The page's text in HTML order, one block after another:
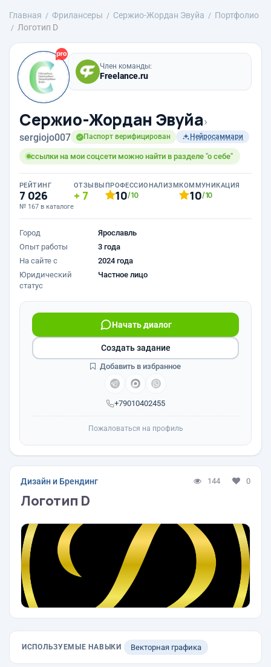
Главная Фрилансеры Сержио-Жордан Эвуйа
Портфолио
Логотип D
Член команды:
Freelance.ru
Сержио-Жордан Эвуйа›
sergiojo007 Паспорт верифицирован Нейросаммари
ссылки на мои соцсети можно найти в разделе "о себе"
РЕЙТИНГ
7 026
№ 167 в каталоге
ОТЗЫВЫ
7
ПРОФЕССИОНАЛИЗМ
10/10
КОММУНИКАЦИЯ
10/10
Город
Ярославль
Опыт работы
3 года
На сайте с
2024 года
Юридический
статус
Частное лицо
+79010402455
Начать диалог
Создать задание
Добавить в избранное
Пожаловаться на профиль
Дизайн и Брендинг 144 0
Логотип D
ИСПОЛЬЗУЕМЫЕ НАВЫКИ Векторная графика